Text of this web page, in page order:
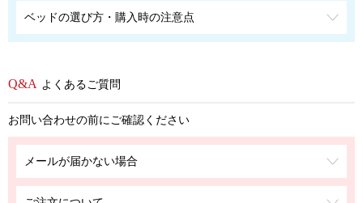
ベッドの選び方・購入時の注意点
よくあるご質問
お問い合わせの前にご確認ください
メールが届かない場合